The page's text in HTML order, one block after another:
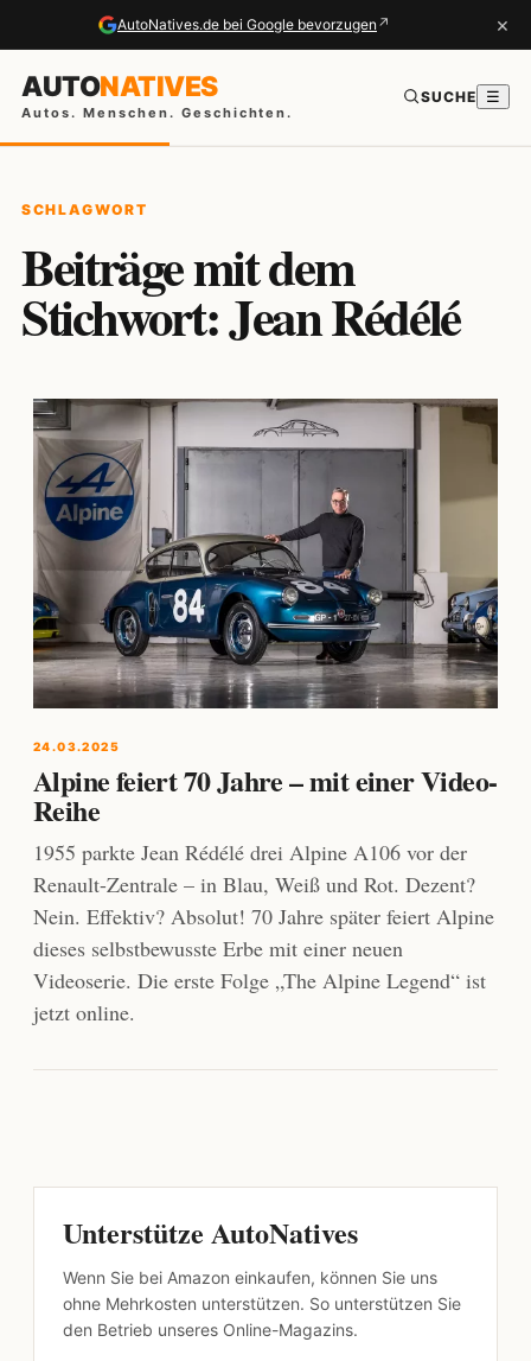
AutoNatives.de bei Google bevorzugen ↗ ×
AUTONATIVES
Autos. Menschen. Geschichten.
SUCHE ☰
SCHLAGWORT
Beiträge mit dem
Stichwort: Jean Rédélé
24.03.2025
Alpine feiert 70 Jahre – mit einer Video-
Reihe
1955 parkte Jean Rédélé drei Alpine A106 vor der
Renault-Zentrale – in Blau, Weiß und Rot. Dezent?
Nein. Effektiv? Absolut! 70 Jahre später feiert Alpine
dieses selbstbewusste Erbe mit einer neuen
Videoserie. Die erste Folge „The Alpine Legend“ ist
jetzt online.
Unterstütze AutoNatives
Wenn Sie bei Amazon einkaufen, können Sie uns
ohne Mehrkosten unterstützen. So unterstützen Sie
den Betrieb unseres Online-Magazins.